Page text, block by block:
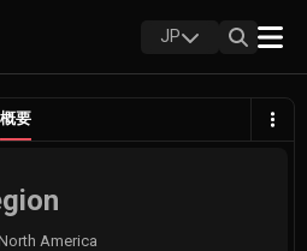
JP
概要
America